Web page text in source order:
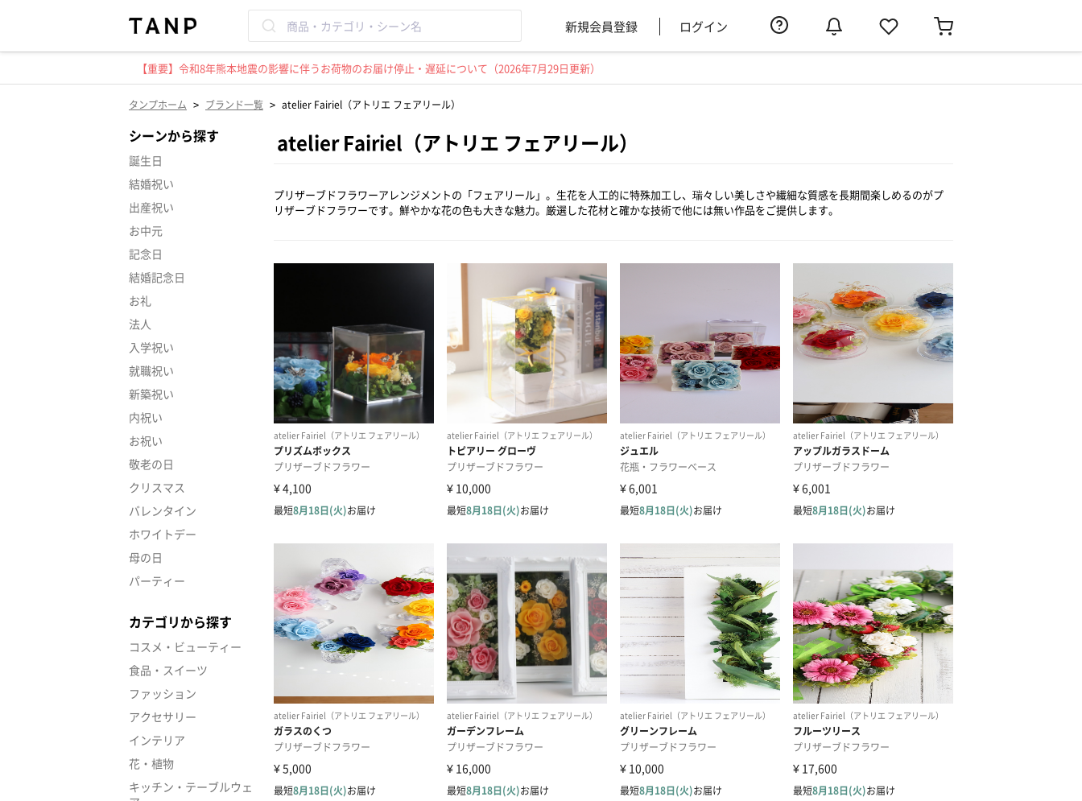
新規会員登録 ログイン
【重要】令和8年熊本地震の影響に伴うお荷物のお届け停止・遅延について（2026年7月29日更新）
タンプホーム > ブランド一覧 > atelier Fairiel（アトリエ フェアリール）
シーンから探す
誕生日
結婚祝い
出産祝い
お中元
記念日
結婚記念日
お礼
法人
入学祝い
就職祝い
新築祝い
内祝い
お祝い
敬老の日
クリスマス
バレンタイン
ホワイトデー
母の日
パーティー
カテゴリから探す
コスメ・ビューティー
食品・スイーツ
ファッション
アクセサリー
インテリア
花・植物
キッチン・テーブルウェ
atelier Fairiel（アトリエ フェアリール）
プリザーブドフラワーアレンジメントの「フェアリール」。生花を人工的に特殊加工し、瑞々しい美しさや繊細な質感を長期間楽しめるのがプ
リザーブドフラワーです。鮮やかな花の色も大きな魅力。厳選した花材と確かな技術で他には無い作品をご提供します。